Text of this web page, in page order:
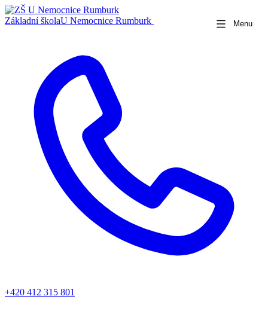
Základní školaU Nemocnice Rumburk
+420 412 315 801
Menu